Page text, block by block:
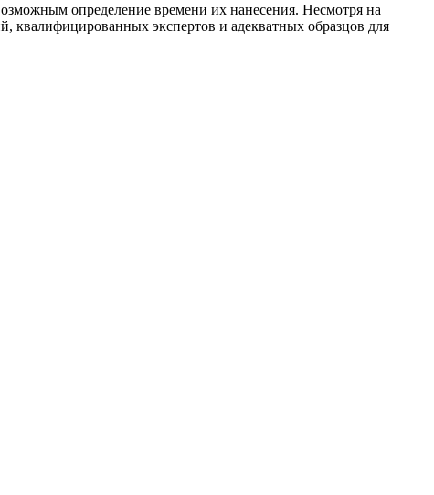
определение времени их нанесения. Несмотря на
квалифицированных экспертов и адекватных образцов для